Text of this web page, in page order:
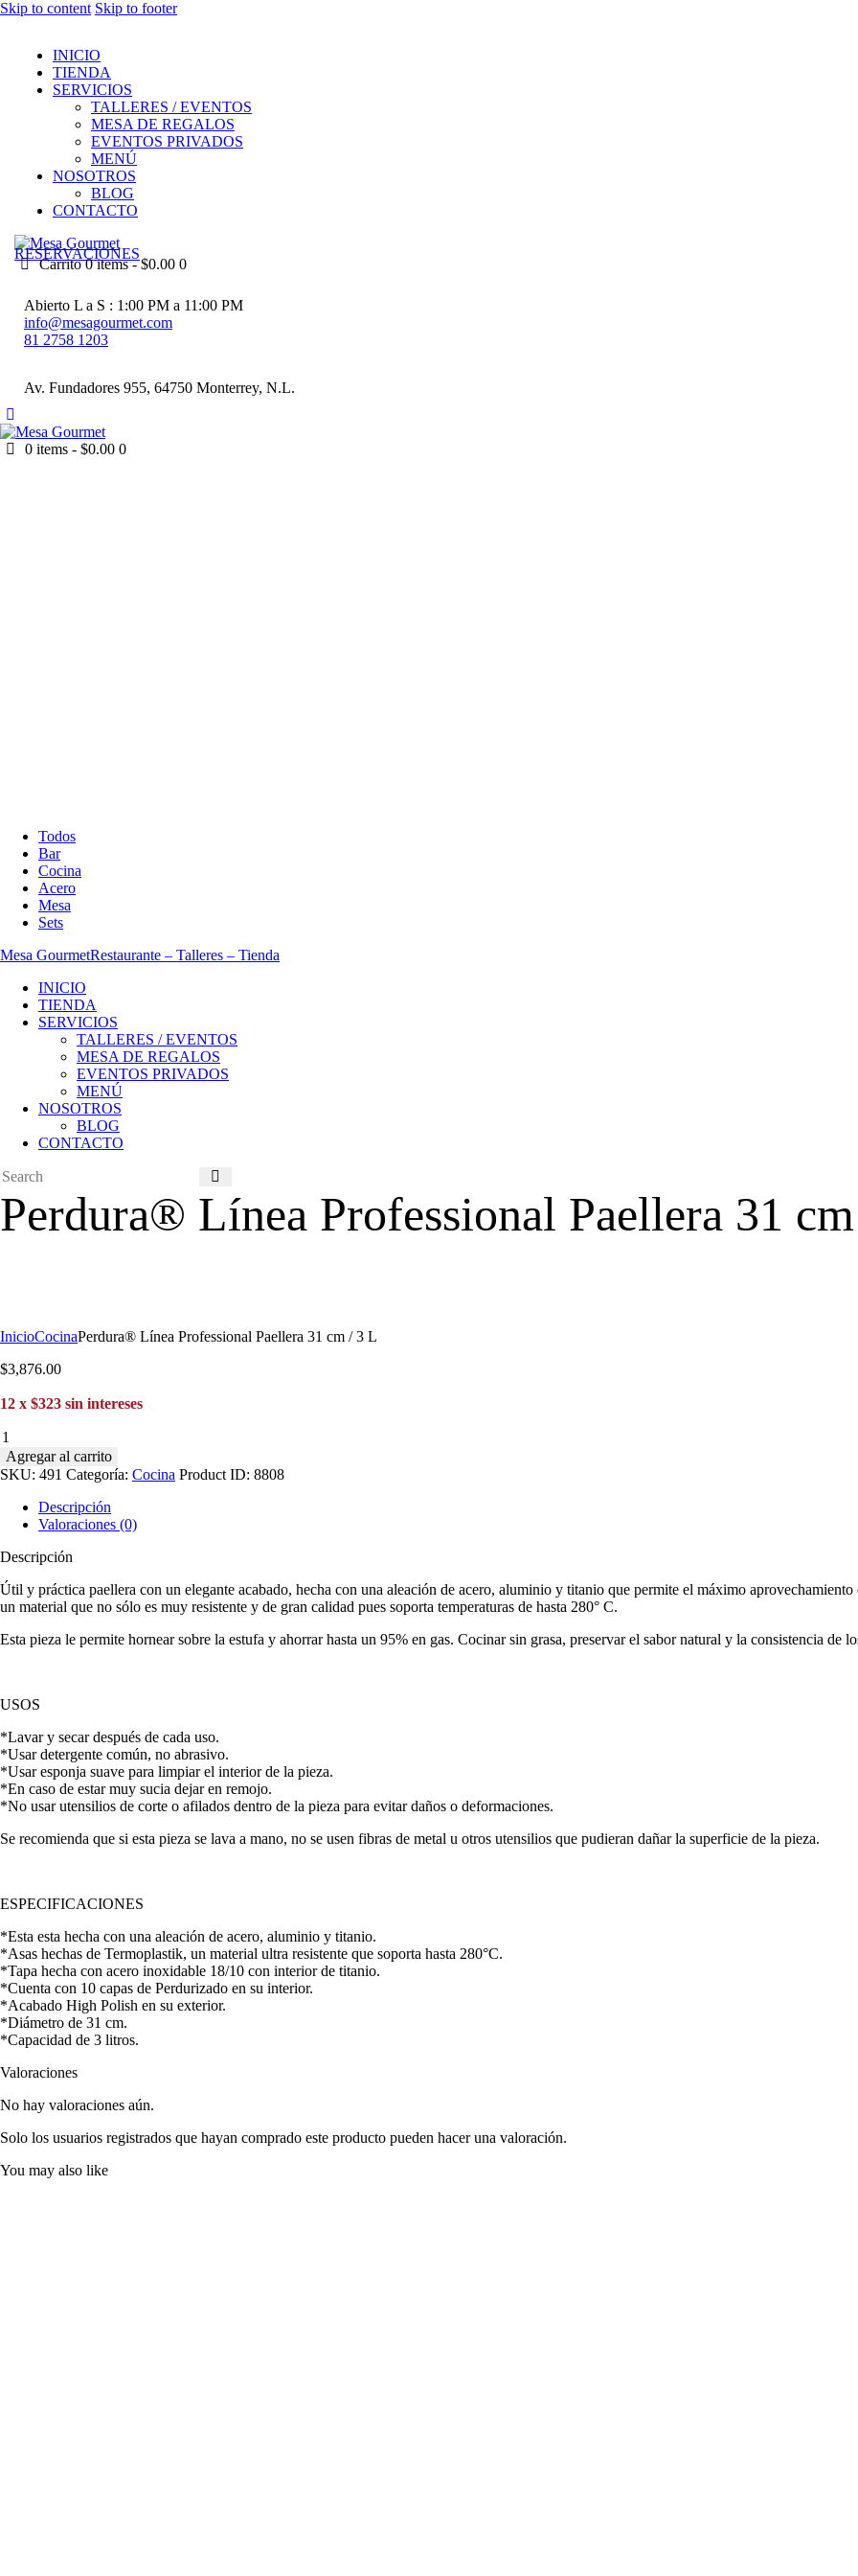
Skip to content Skip to footer
INICIO
TIENDA
SERVICIOS
TALLERES / EVENTOS
MESA DE REGALOS
EVENTOS PRIVADOS
MENÚ
NOSOTROS
BLOG
CONTACTO
RESERVACIONES
Carrito 0 items-$0.00 0
Abierto L a S : 1:00 PM a 11:00 PM
info@mesagourmet.com
81 2758 1203
Av. Fundadores 955, 64750 Monterrey, N.L.
0 items -$0.00 0
Todos
Bar
Cocina
Acero
Mesa
Sets
Mesa GourmetRestaurante – Talleres – Tienda
INICIO
TIENDA
SERVICIOS
TALLERES / EVENTOS
MESA DE REGALOS
EVENTOS PRIVADOS
MENÚ
NOSOTROS
BLOG
CONTACTO
Perdura® Línea Professional Paellera 31
InicioCocinaPerdura® Línea Professional Paellera 31 cm / 3 L
$3,876.00
12 x $323 sin intereses
Perdura®
Línea
Professional
3
cantidad
Agregar al carrito
SKU: 491 Categoría: Cocina Product ID: 8808
Descripción
Valoraciones (0)
Descripción
Útil y práctica paellera con un elegante acabado, hecha con una aleación de acero, aluminio y titanio que permite el máximo aprovechamiento
un material que no sólo es muy resistente y de gran calidad pues soporta temperaturas de hasta 280° C.
Esta pieza le permite hornear sobre la estufa y ahorrar hasta un 95% en gas. Cocinar sin grasa, preservar el sabor natural y la consistencia de
USOS
*Lavar y secar después de cada uso.
*Usar detergente común, no abrasivo.
*Usar esponja suave para limpiar el interior de la pieza.
*En caso de estar muy sucia dejar en remojo.
*No usar utensilios de corte o afilados dentro de la pieza para evitar daños o deformaciones.
Se recomienda que si esta pieza se lava a mano, no se usen fibras de metal u otros utensilios que pudieran dañar la superficie de la pieza.
ESPECIFICACIONES
*Esta esta hecha con una aleación de acero, aluminio y titanio.
*Asas hechas de Termoplastik, un material ultra resistente que soporta hasta 280°C.
*Tapa hecha con acero inoxidable 18/10 con interior de titanio.
*Cuenta con 10 capas de Perdurizado en su interior.
*Acabado High Polish en su exterior.
*Diámetro de 31 cm.
*Capacidad de 3 litros.
Valoraciones
No hay valoraciones aún.
Solo los usuarios registrados que hayan comprado este producto pueden hacer una valoración.
You may also like